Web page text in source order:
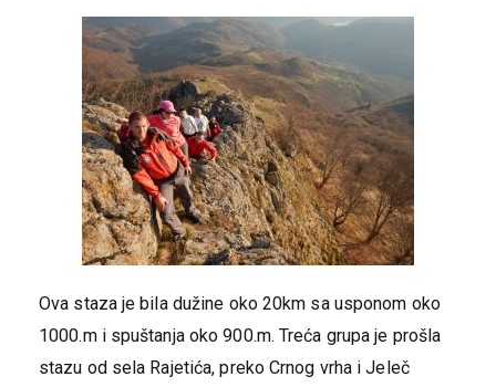
Ova staza je bila dužine oko 20km sa usponom oko
1000.m i spuštanja oko 900.m. Treća grupa je prošla
stazu od sela Rajetića, preko Crnog vrha i Jeleč